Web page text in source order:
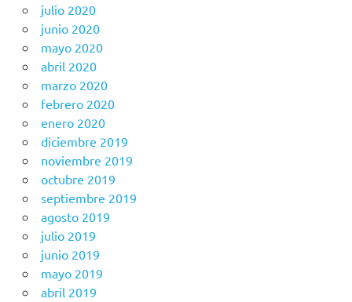
julio 2020
junio 2020
mayo 2020
abril 2020
marzo 2020
febrero 2020
enero 2020
diciembre 2019
noviembre 2019
octubre 2019
septiembre 2019
agosto 2019
julio 2019
junio 2019
mayo 2019
abril 2019